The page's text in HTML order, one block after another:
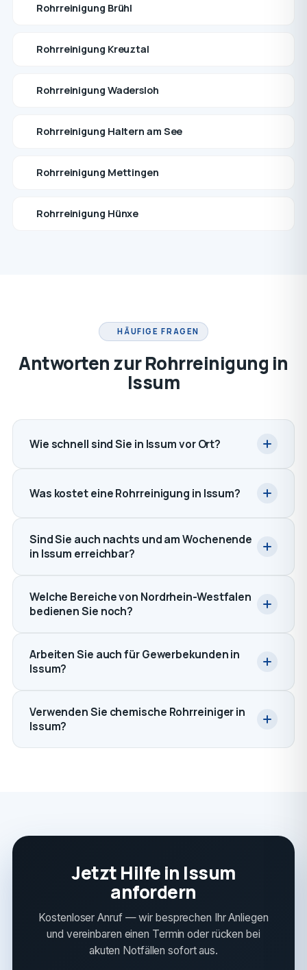
Rohrreinigung Brühl
Rohrreinigung Kreuztal
Rohrreinigung Wadersloh
Rohrreinigung Haltern am See
Rohrreinigung Mettingen
Rohrreinigung Hünxe
HÄUFIGE FRAGEN
Antworten zur Rohrreinigung in
Issum
Wie schnell sind Sie in Issum vor Ort?
Was kostet eine Rohrreinigung in Issum?
Sind Sie auch nachts und am Wochenende
in Issum erreichbar?
Welche Bereiche von Nordrhein-Westfalen
bedienen Sie noch?
Arbeiten Sie auch für Gewerbekunden in
Issum?
Verwenden Sie chemische Rohrreiniger in
Issum?
Jetzt Hilfe in Issum
anfordern
Kostenloser Anruf — wir besprechen Ihr Anliegen
und vereinbaren einen Termin oder rücken bei
akuten Notfällen sofort aus.